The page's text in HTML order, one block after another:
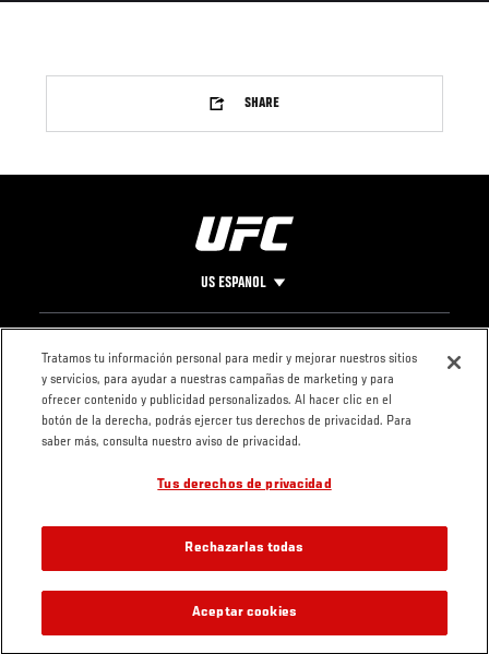
DOM, JUL 19 / 12:00 AM UTC
SHARE
US ESPANOL
Pie
de
Página
CONTACTO
LEGAL
Condiciones
Política de
privacidad
Tratamos tu información personal para medir y mejorar nuestros sitios
y servicios, para ayudar a nuestras campañas de marketing y para
ofrecer contenido y publicidad personalizados. Al hacer clic en el
botón de la derecha, podrás ejercer tus derechos de privacidad. Para
saber más, consulta nuestro aviso de privacidad.
Tus derechos de privacidad
Rechazarlas todas
Aceptar cookies